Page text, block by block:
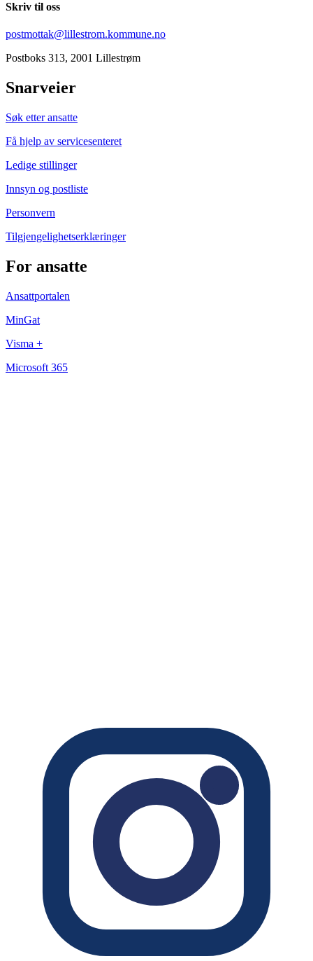
Skriv til oss
postmottak@lillestrom.kommune.no
Postboks 313, 2001 Lillestrøm
Snarveier
Søk etter ansatte
Få hjelp av servicesenteret
Ledige stillinger
Innsyn og postliste
Personvern
Tilgjengelighetserklæringer
For ansatte
Ansattportalen
MinGat
Visma +
Microsoft 365